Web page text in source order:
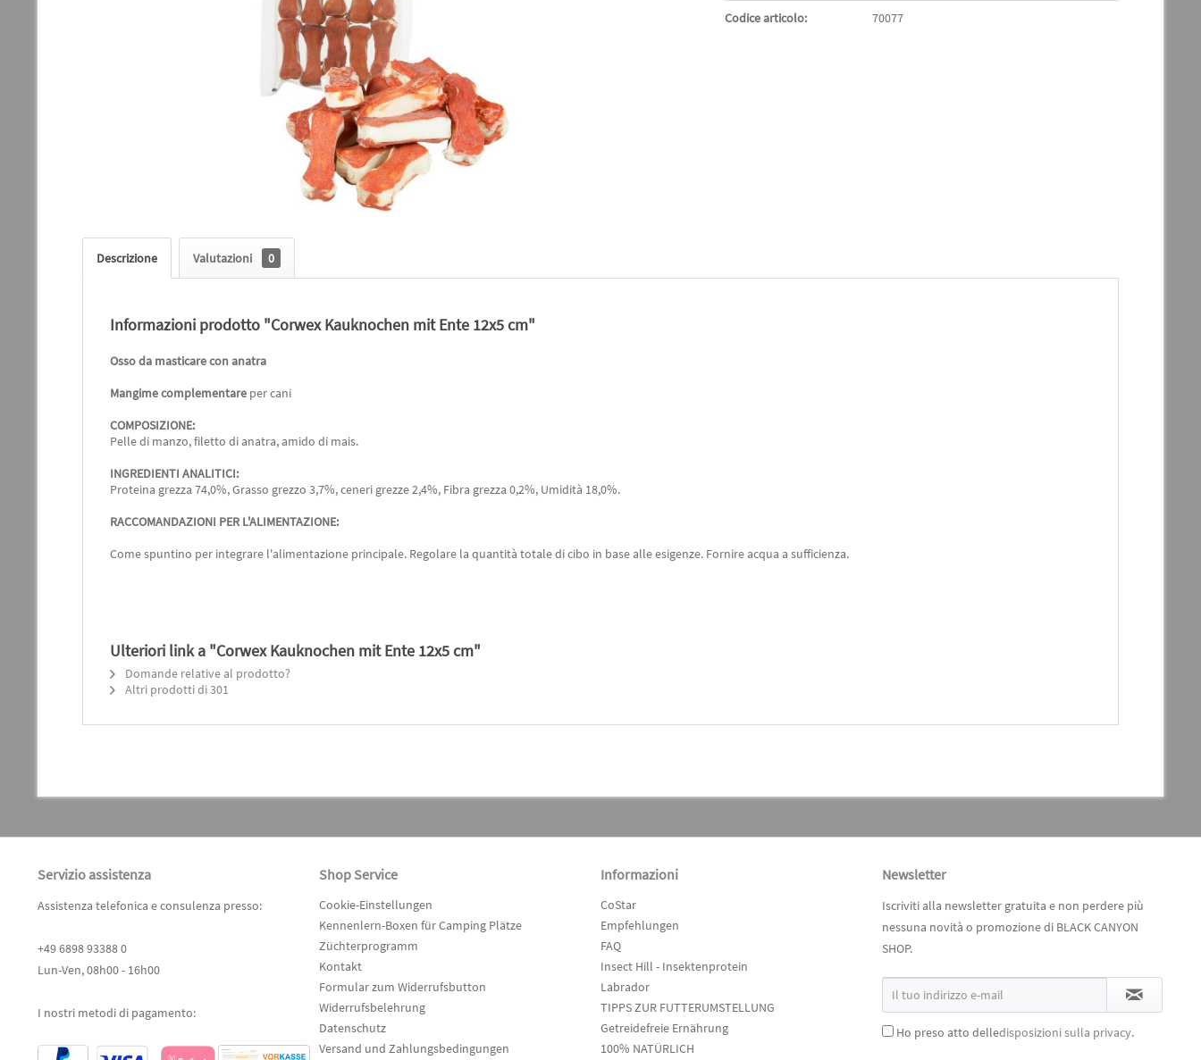
Codice articolo: 70077
Descrizione Valutazioni 0
Informazioni prodotto "Corwex Kauknochen mit Ente 12x5 cm"
Osso da masticare con anatra
Mangime complementare per cani
COMPOSIZIONE:
Pelle di manzo, filetto di anatra, amido di mais.
INGREDIENTI ANALITICI:
Proteina grezza 74,0%, Grasso grezzo 3,7%, ceneri grezze 2,4%, Fibra grezza 0,2%, Umidità 18,0%.
RACCOMANDAZIONI PER L'ALIMENTAZIONE:
Come spuntino per integrare l'alimentazione principale. Regolare la quantità totale di cibo in base alle esigenze. Fornire acqua a sufficienza.
Ulteriori link a "Corwex Kauknochen mit Ente 12x5 cm"
Domande relative al prodotto?
Altri prodotti di 301
Servizio assistenza
Assistenza telefonica e consulenza presso:
+49 6898 93388 0
Lun-Ven, 08h00 - 16h00
I nostri metodi di pagamento:
Shop Service
Cookie-Einstellungen
Kennenlern-Boxen für Camping Plätze
Züchterprogramm
Kontakt
Formular zum Widerrufsbutton
Widerrufsbelehrung
Datenschutz
Versand und Zahlungsbedingungen
Informazioni
CoStar
Empfehlungen
FAQ
Insect Hill - Insektenprotein
Labrador
TIPPS ZUR FUTTERUMSTELLUNG
Getreidefreie Ernährung
100% NATÜRLICH
Newsletter
Iscriviti alla newsletter gratuita e non perdere più
nessuna novità o promozione di BLACK CANYON
SHOP.
Ho preso atto delledisposizioni sulla privacy.